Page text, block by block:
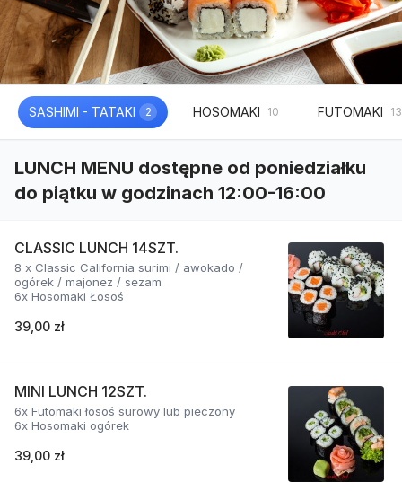
SASHIMI - TATAKI 2 HOSOMAKI 10 FUTOMAKI 13
LUNCH MENU dostępne od poniedziałku
do piątku w godzinach 12:00-16:00
CLASSIC LUNCH 14SZT.
8 x Classic California surimi / awokado /
ogórek / majonez / sezam
6x Hosomaki Łosoś
39,00 zł
MINI LUNCH 12SZT.
6x Futomaki łosoś surowy lub pieczony
6x Hosomaki ogórek
39,00 zł